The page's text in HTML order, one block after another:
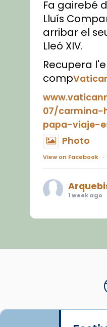
Fa gairebé
Lluís
arribar el
Lleó XIV.
Recupera
comp
07/carmina-
papa-viaje-
Photo
View on Facebook ·
1 week ago
juliol la